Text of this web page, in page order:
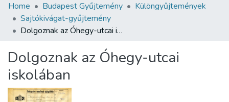
Communities & Collections
All of DSpace
About us
Home Budapest Gyűjtemény
Különgyűjtemények
Sajtókivágat-gyűjtemény
Dolgoznak az Óhegy-utcai iskolában
Dolgoznak az Óhegy-utcai
iskolában